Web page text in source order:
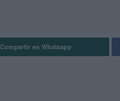
Compartir en Whatsapp